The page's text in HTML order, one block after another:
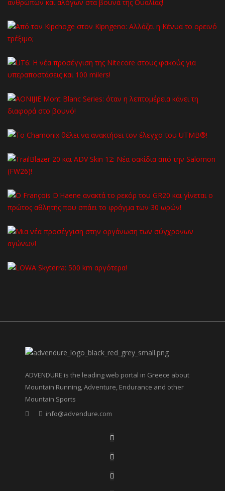
ADVENDURE is the leading web portal in Greece about
Mountain Running, Adventure, Endurance and other
Mountain Sports
info@advendure.com